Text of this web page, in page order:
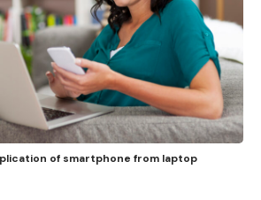
of smartphone from laptop